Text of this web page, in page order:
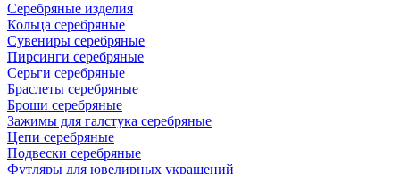
Серебряные изделия
Кольца серебряные
Сувениры серебряные
Пирсинги серебряные
Серьги серебряные
Браслеты серебряные
Броши серебряные
Зажимы для галстука серебряные
Цепи серебряные
Подвески серебряные
Футляры для ювелирных украшений